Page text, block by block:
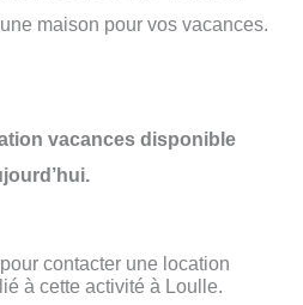
maison pour vos vacances.
vacances disponible
contacter une location
à cette activité à Loulle.